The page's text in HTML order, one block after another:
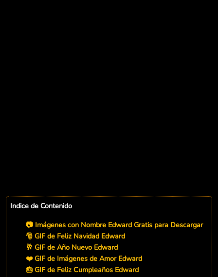
Indice de Contenido
📷 Imágenes con Nombre Edward Gratis para Descargar
🎅 GIF de Feliz Navidad Edward
🥂 GIF de Año Nuevo Edward
❤️ GIF de Imágenes de Amor Edward
🎂 GIF de Feliz Cumpleaños Edward